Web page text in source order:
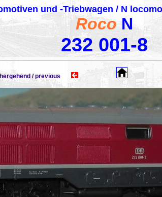
und -Triebwagen / N
Roco N
232 001-8
/ previous